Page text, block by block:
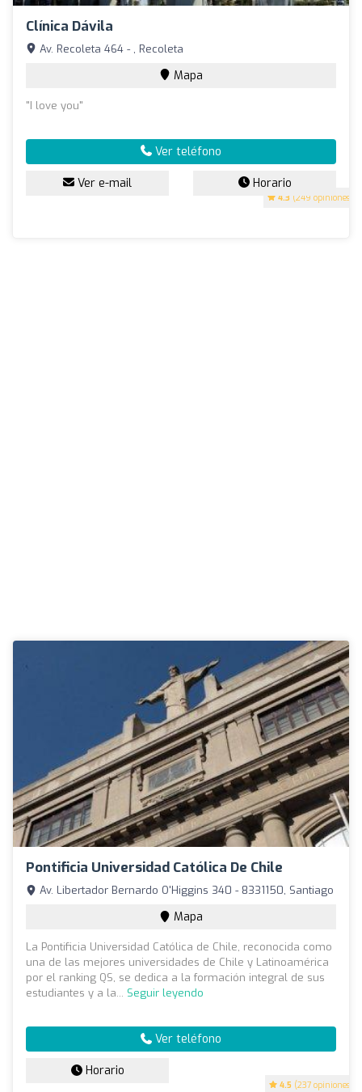
Clínica Dávila
4.3 (249 opiniones)
Av. Recoleta 464 - , Recoleta
Mapa
"I love you"
Ver teléfono
Ver e-mail Horario
Pontificia Universidad Católica De Chile
4.5 (237 opiniones)
Av. Libertador Bernardo O'Higgins 340 - 8331150, Santiago
Mapa
La Pontificia Universidad Católica de Chile, reconocida como
una de las mejores universidades de Chile y Latinoamérica
por el ranking QS, se dedica a la formación integral de sus
estudiantes y a la... Seguir leyendo
Ver teléfono
Horario